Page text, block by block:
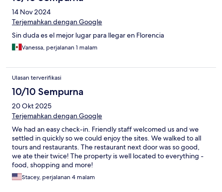
14 Nov 2024
Terjemahkan dengan Google
Sin duda es el mejor lugar para llegar en Florencia
Vanessa, perjalanan 1 malam
Ulasan terverifikasi
10/10 Sempurna
20 Okt 2025
Terjemahkan dengan Google
We had an easy check-in. Friendly staff welcomed us and we
settled in quickly so we could enjoy the sites. We walked to all
tours and restaurants. The restaurant next door was so good,
we ate their twice! The property is well located to everything -
food, shopping and more!
Stacey, perjalanan 4 malam